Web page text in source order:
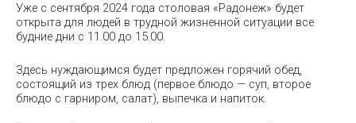
Уже с сентября 2024 года столовая «Радонеж» будет
открыта для людей в трудной жизненной ситуации все
будние дни с 11.00 до 15.00.
Здесь нуждающимся будет предложен горячий обед,
состоящий из трех блюд (первое блюдо — суп, второе
блюдо с гарниром, салат), выпечка и напиток.